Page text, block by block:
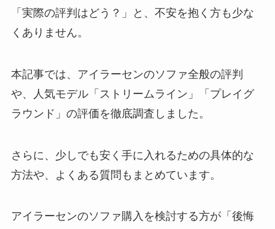
「実際の評判はどう？」と、不安を抱く方も少な
くありません。
本記事では、アイラーセンのソファ全般の評判
や、人気モデル「ストリームライン」「プレイグ
ラウンド」の評価を徹底調査しました。
さらに、少しでも安く手に入れるための具体的な
方法や、よくある質問もまとめています。
アイラーセンのソファ購入を検討する方が「後悔